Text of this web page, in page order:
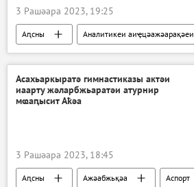
3 Рашәара 2023, 19:25
Аԥсны Аналитикеи аиҿцәажәарақәеи
Асахьаркыратә гимнастиказы актәи
иаарту жәларбжьаратәи атурнир
мҩаԥысит Аҟәа
3 Рашәара 2023, 18:45
Аԥсны Ажәабжьқәа Аспорт